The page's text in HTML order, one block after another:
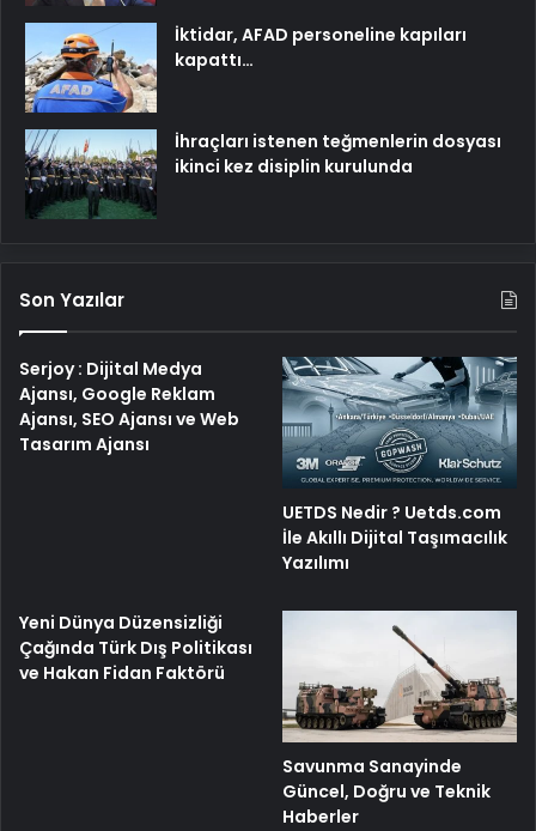
İktidar, AFAD personeline kapıları
kapattı…
İhraçları istenen teğmenlerin dosyası
ikinci kez disiplin kurulunda
Son Yazılar
Serjoy : Dijital Medya
Ajansı, Google Reklam
Ajansı, SEO Ajansı ve Web
Tasarım Ajansı
UETDS Nedir ? Uetds.com
İle Akıllı Dijital Taşımacılık
Yazılımı
Yeni Dünya Düzensizliği
Çağında Türk Dış Politikası
ve Hakan Fidan Faktörü
Savunma Sanayinde
Güncel, Doğru ve Teknik
Haberler